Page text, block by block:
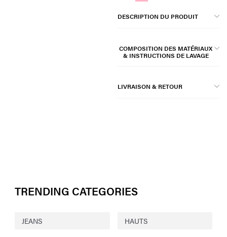
DESCRIPTION DU PRODUIT
COMPOSITION DES MATÉRIAUX
& INSTRUCTIONS DE LAVAGE
LIVRAISON & RETOUR
TRENDING CATEGORIES
JEANS HAUTS